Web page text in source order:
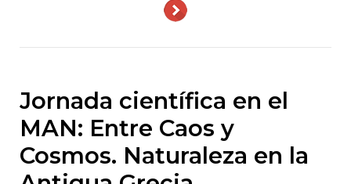
Jornada científica en el
MAN: Entre Caos y
Cosmos. Naturaleza en la